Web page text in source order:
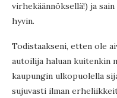
virhekäännöksellä!) ja
hyvin.
Todistaakseni, etten ole
autoilija haluan kuitenkin
kaupungin ulkopuolella
sujuvasti ilman